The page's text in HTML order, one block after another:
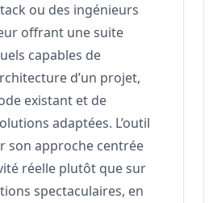
ou des ingénieurs
offrant une suite
capables de
d’un projet,
existant et de
adaptées. L’outil
son approche centrée
réelle plutôt que sur
spectaculaires, en